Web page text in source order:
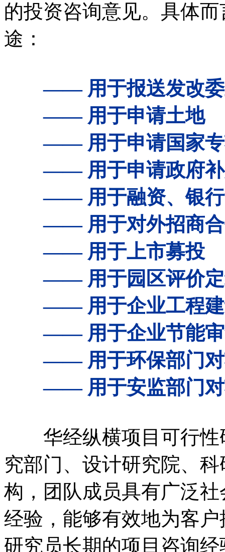
的投资咨询意见。具体
途：
—— 用于报送发改委
—— 用于申请土地
—— 用于申请国家专
—— 用于申请政府补
—— 用于融资、银行
—— 用于对外招商合
—— 用于上市募投
—— 用于园区评价定
—— 用于企业工程建
—— 用于企业节能审
—— 用于环保部门对
—— 用于安监部门对
华经纵横项目可行性
究部门、设计研究院、
构，团队成员具有广泛
经验，能够有效地为客
研究员长期的项目咨询